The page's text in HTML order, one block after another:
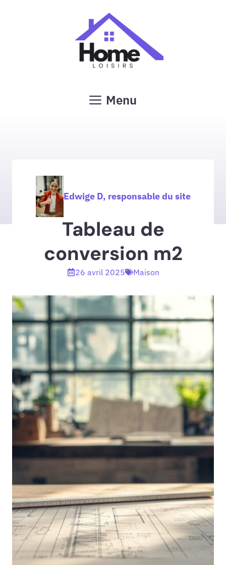
Menu
Edwige D, responsable du site
Tableau de
conversion m2
26 avril 2025 Maison